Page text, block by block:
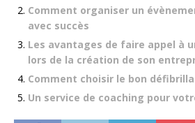
Comment organiser un
avec succès
Les avantages de faire appel à
lors de la création de son
Comment choisir le bon
Un service de coaching pour